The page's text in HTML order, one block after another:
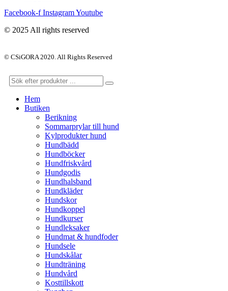
Facebook-f InstagramYoutube
© 2025 All rights reserved
© CSiGORA 2020. All Rights Reserved
Hem
Butiken
Berikning
Sommarprylar till hund
Kylprodukter hund
Hundbädd
Hundböcker
Hundfriskvård
Hundgodis
Hundhalsband
Hundkläder
Hundskor
Hundkoppel
Hundkurser
Hundleksaker
Hundmat & hundfoder
Hundsele
Hundskålar
Hundträning
Hundvård
Kosttillskott